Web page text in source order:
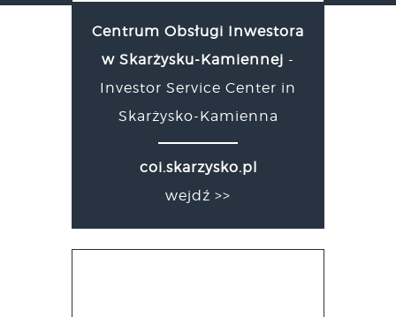
Centrum Obsługi Inwestora
w Skarżysku-Kamiennej -
Investor Service Center in
Skarżysko-Kamienna
coi.skarzysko.pl
wejdź >>